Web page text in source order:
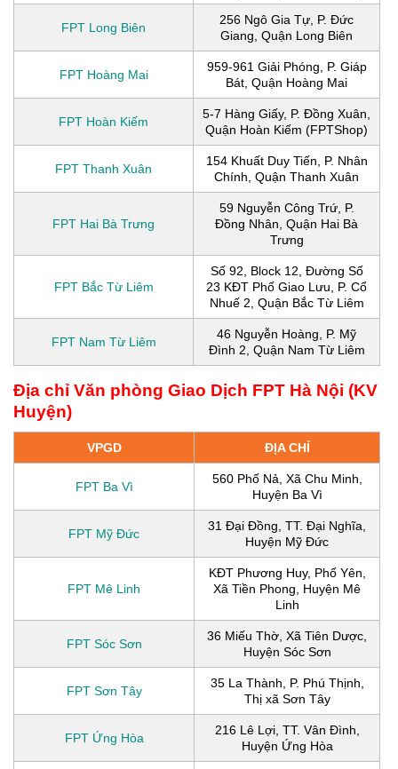
FPT Long Biên
256 Ngô Gia Tự, P. Đức
Giang, Quận Long Biên
FPT Hoàng Mai
959-961 Giải Phóng, P. Giáp
Bát, Quận Hoàng Mai
FPT Hoàn Kiếm
5-7 Hàng Giấy, P. Đồng Xuân,
Quận Hoàn Kiếm (FPTShop)
FPT Thanh Xuân
154 Khuất Duy Tiến, P. Nhân
Chính, Quận Thanh Xuân
FPT Hai Bà Trưng
59 Nguyễn Công Trứ, P.
Đồng Nhân, Quận Hai Bà
Trưng
FPT Bắc Từ Liêm
Số 92, Block 12, Đường Số
23 KĐT Phố Giao Lưu, P. Cổ
Nhuế 2, Quận Bắc Từ Liêm
FPT Nam Từ Liêm
46 Nguyễn Hoàng, P. Mỹ
Đình 2, Quận Nam Từ Liêm
Địa chỉ Văn phòng Giao Dịch FPT Hà Nội (KV
Huyện)
VPGD ĐỊA CHỈ
FPT Ba Vì
560 Phố Nả, Xã Chu Minh,
Huyện Ba Vì
FPT Mỹ Đức
31 Đại Đồng, TT. Đại Nghĩa,
Huyện Mỹ Đức
FPT Mê Linh
KĐT Phương Huy, Phố Yên,
Xã Tiền Phong, Huyện Mê
Linh
FPT Sóc Sơn
36 Miếu Thờ, Xã Tiên Dược,
Huyện Sóc Sơn
FPT Sơn Tây
35 La Thành, P. Phú Thịnh,
Thị xã Sơn Tây
FPT Ứng Hòa
216 Lê Lợi, TT. Vân Đình,
Huyện Ứng Hòa